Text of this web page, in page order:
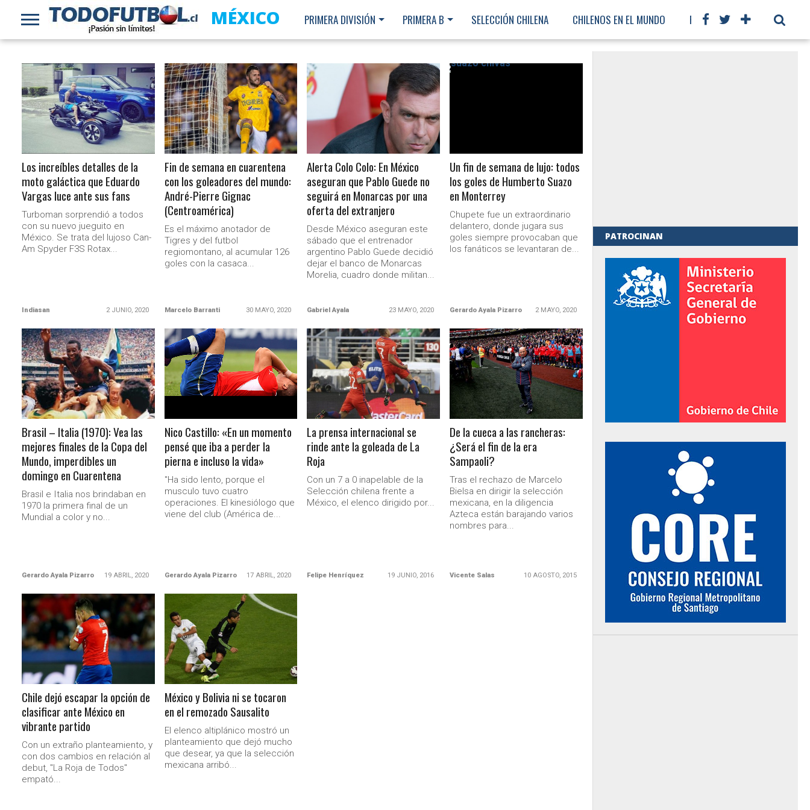
MÉXICO PRIMERA DIVISIÓN PRIMERA B SELECCIÓN CHILENA CHILENOS EN EL MUNDO FÚTBOL INTERNACIONAL
LEER MÁS
Los increíbles detalles de la
moto galáctica que Eduardo
Vargas luce ante sus fans
Turboman sorprendió a todos
con su nuevo jueguito en
México. Se trata del lujoso Can-
Am Spyder F3S Rotax...
Indiasan 2 JUNIO, 2020
LEER MÁS
Fin de semana en cuarentena
con los goleadores del mundo:
André-Pierre Gignac
(Centroamérica)
Es el máximo anotador de
Tigres y del futbol
regiomontano, al acumular 126
goles con la casaca...
Marcelo Barranti 30 MAYO, 2020
LEER MÁS
Alerta Colo Colo: En México
aseguran que Pablo Guede no
seguirá en Monarcas por una
oferta del extranjero
Desde México aseguran este
sábado que el entrenador
argentino Pablo Guede decidió
dejar el banco de Monarcas
Morelia, cuadro donde militan...
Gabriel Ayala 23 MAYO, 2020
Un fin de semana de lujo: todos
los goles de Humberto Suazo
en Monterrey
Chupete fue un extraordinario
delantero, donde jugara sus
goles siempre provocaban que
los fanáticos se levantaran de...
Gerardo Ayala Pizarro 2 MAYO, 2020
LEER MÁS
Brasil – Italia (1970): Vea las
mejores finales de la Copa del
Mundo, imperdibles un
domingo en Cuarentena
Brasil e Italia nos brindaban en
1970 la primera final de un
Mundial a color y no...
Gerardo Ayala Pizarro 19 ABRIL, 2020
LEER MÁS
Nico Castillo: «En un momento
pensé que iba a perder la
pierna e incluso la vida»
"Ha sido lento, porque el
musculo tuvo cuatro
operaciones. El kinesiólogo que
viene del club (América de...
Gerardo Ayala Pizarro 17 ABRIL, 2020
LEER MÁS
La prensa internacional se
rinde ante la goleada de La
Roja
Con un 7 a 0 inapelable de la
Selección chilena frente a
México, el elenco dirigido por...
Felipe Henríquez 19 JUNIO, 2016
LEER MÁS
De la cueca a las rancheras:
¿Será el fin de la era
Sampaoli?
Tras el rechazo de Marcelo
Bielsa en dirigir la selección
mexicana, en la diligencia
Azteca están barajando varios
nombres para...
Vicente Salas 10 AGOSTO, 2015
LEER MÁS
Chile dejó escapar la opción de
clasificar ante México en
vibrante partido
Con un extraño planteamiento, y
con dos cambios en relación al
debut, "La Roja de Todos"
empató...
LEER MÁS
México y Bolivia ni se tocaron
en el remozado Sausalito
El elenco altiplánico mostró un
planteamiento que dejó mucho
que desear, ya que la selección
mexicana arribó...
PATROCINAN
Ministerio Secretaría General de Gobierno
Ministerio Secretaría General de Gobierno